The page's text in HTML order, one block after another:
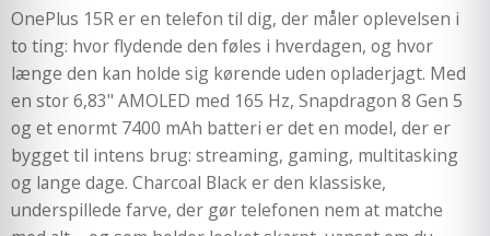
OnePlus 15R er en telefon til dig, der måler oplevelsen i
to ting: hvor flydende den føles i hverdagen, og hvor
længe den kan holde sig kørende uden opladerjagt. Med
en stor 6,83" AMOLED med 165 Hz, Snapdragon 8 Gen 5
og et enormt 7400 mAh batteri er det en model, der er
bygget til intens brug: streaming, gaming, multitasking
og lange dage. Charcoal Black er den klassiske,
underspillede farve, der gør telefonen nem at matche